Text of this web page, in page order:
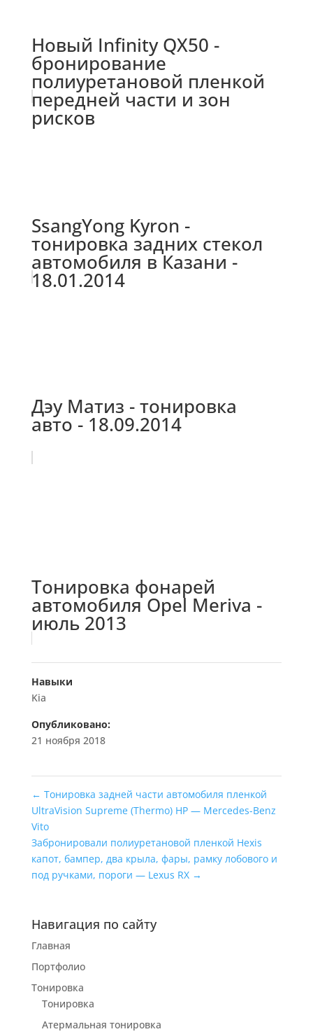
Новый Infinity QX50 -
бронирование
полиуретановой пленкой
передней части и зон
рисков
SsangYong Kyron -
тонировка задних стекол
автомобиля в Казани -
18.01.2014
Дэу Матиз - тонировка
авто - 18.09.2014
Тонировка фонарей
автомобиля Opel Meriva -
июль 2013
Навыки
Kia
Опубликовано:
21 ноября 2018
← Тонировка задней части автомобиля пленкой
UltraVision Supreme (Thermo) HP — Mercedes-Benz
Vito
Забронировали полиуретановой пленкой Hexis
капот, бампер, два крыла, фары, рамку лобового и
под ручками, пороги — Lexus RX →
Навигация по сайту
Главная
Портфолио
Тонировка
Тонировка
Атермальная тонировка